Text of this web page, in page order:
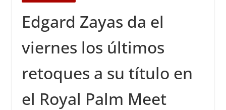
Edgard Zayas da el
viernes los últimos
retoques a su título en
el Royal Palm Meet